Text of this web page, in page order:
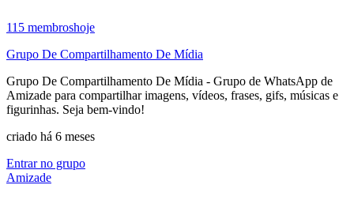
115 membroshoje
Grupo De Compartilhamento De Mídia
Grupo De Compartilhamento De Mídia - Grupo de WhatsApp de
Amizade para compartilhar imagens, vídeos, frases, gifs, músicas e
figurinhas. Seja bem-vindo!
criado há 6 meses
Entrar no grupo
Amizade